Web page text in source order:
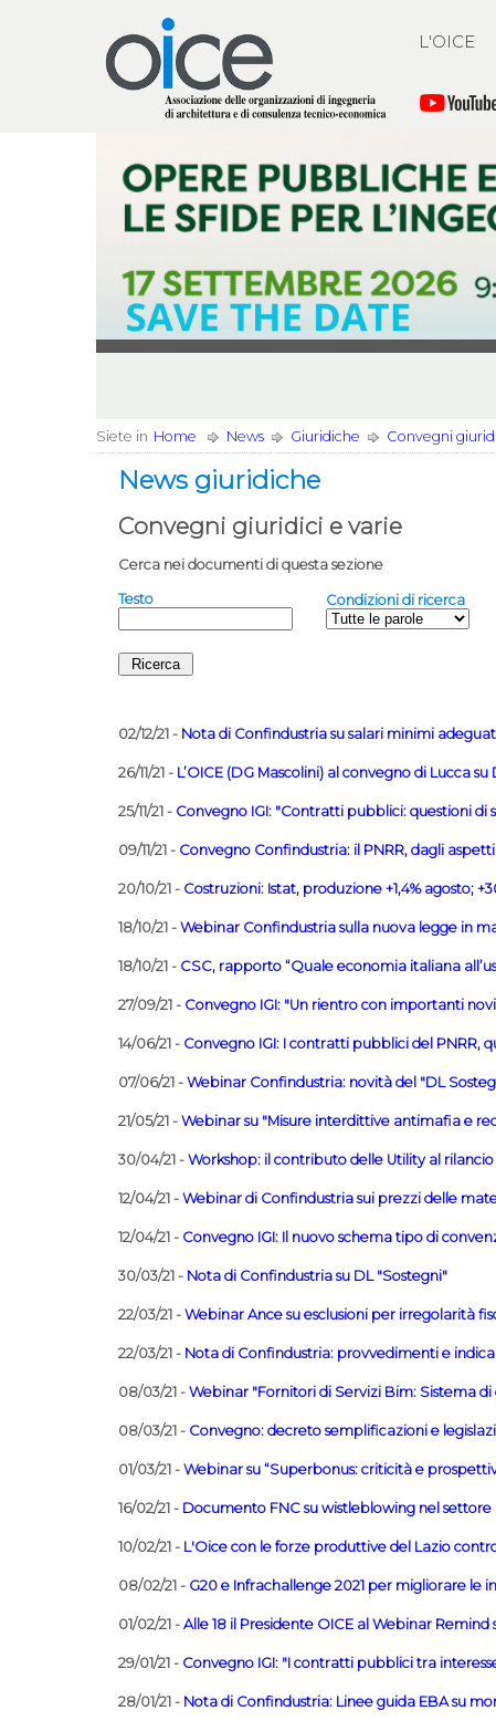
L'OICE
Siete in Home News Giuridiche Convegni
News giuridiche
Convegni giuridici e varie
Cerca nei documenti di questa sezione
Testo Condizioni di ricerca
02/12/21 - Nota di Confindustria su salari minimi adeguati
26/11/21 - L’OICE (DG Mascolini) al convegno di Lucca
25/11/21 - Convegno IGI: "Contratti pubblici: questioni di
09/11/21 - Convegno Confindustria: il PNRR, dagli
20/10/21 - Costruzioni: Istat, produzione +1,4% agosto;
18/10/21 - Webinar Confindustria sulla nuova legge in
18/10/21 - CSC, rapporto “Quale economia italiana
27/09/21 - Convegno IGI: "Un rientro con importanti
14/06/21 - Convegno IGI: I contratti pubblici del PNRR,
07/06/21 - Webinar Confindustria: novità del "DL
21/05/21 - Webinar su "Misure interdittive antimafia e
30/04/21 - Workshop: il contributo delle Utility al
12/04/21 - Webinar di Confindustria sui prezzi delle
12/04/21 - Convegno IGI: Il nuovo schema tipo di
30/03/21 - Nota di Confindustria su DL "Sostegni"
22/03/21 - Webinar Ance su esclusioni per irregolarità
22/03/21 - Nota di Confindustria: provvedimenti e
08/03/21 - Webinar "Fornitori di Servizi Bim: Sistema
08/03/21 - Convegno: decreto semplificazioni e
01/03/21 - Webinar su “Superbonus: criticità e
16/02/21 - Documento FNC su wistleblowing nel
10/02/21 - L'Oice con le forze produttive del Lazio
08/02/21 - G20 e Infrachallenge 2021 per migliorare le
01/02/21 - Alle 18 il Presidente OICE al Webinar Remind
29/01/21 - Convegno IGI: "I contratti pubblici tra
28/01/21 - Nota di Confindustria: Linee guida EBA su